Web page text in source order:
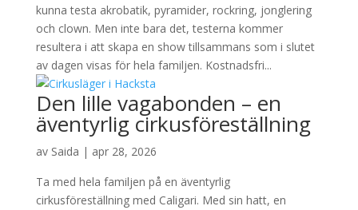
kunna testa akrobatik, pyramider, rockring, jonglering
och clown. Men inte bara det, testerna kommer
resultera i att skapa en show tillsammans som i slutet
av dagen visas för hela familjen. Kostnadsfri...
Den lille vagabonden – en
äventyrlig cirkusföreställning
av Saida | apr 28, 2026
Ta med hela familjen på en äventyrlig
cirkusföreställning med Caligari. Med sin hatt, en